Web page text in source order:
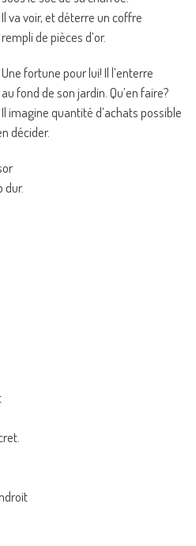
Il va voir, et déterre un coffre
rempli de pièces d’or.
Une fortune pour lui! Il l’enterre
au fond de son jardin. Qu’en faire?
Il imagine quantité d’achats possible
décider.
dur.